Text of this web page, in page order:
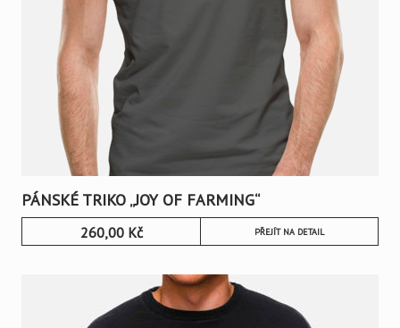
PÁNSKÉ TRIKO „JOY OF FARMING“
260,00 Kč PŘEJÍT NA DETAIL